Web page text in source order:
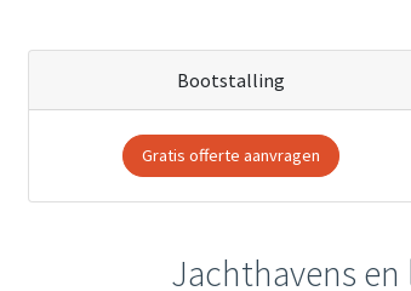
Bootstalling
Gratis offerte aanvragen
Jachthavens